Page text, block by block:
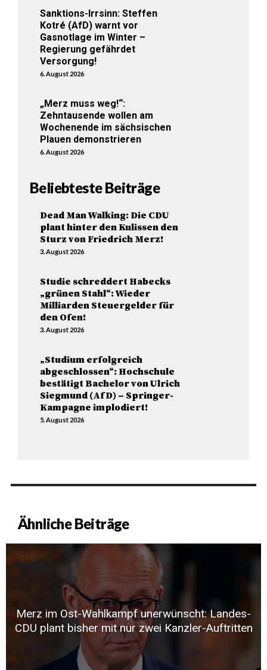
Sanktions-Irrsinn: Steffen
Kotré (AfD) warnt vor
Gasnotlage im Winter –
Regierung gefährdet
Versorgung!
6. August 2026
„Merz muss weg!“:
Zehntausende wollen am
Wochenende im sächsischen
Plauen demonstrieren
6. August 2026
Beliebteste Beiträge
Dead Man Walking: Die CDU
plant hinter den Kulissen den
Sturz von Friedrich Merz!
3. August 2026
Studie schreddert Habecks
„grünen Stahl“: Wieder
Milliarden Steuergelder für
den Ofen!
3. August 2026
„Studium erfolgreich
abgeschlossen“: Hochschule
bestätigt Bachelor von Ulrich
Siegmund (AfD) – Springer-
Kampagne implodiert!
5. August 2026
Ähnliche Beiträge
Merz im Ost-Wahlkampf unerwünscht: Landes-
CDU plant bisher mit nur zwei Kanzler-Auftritten